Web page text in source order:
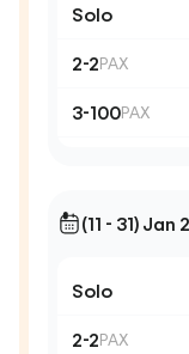
Solo
2-2PAX
3-100PAX
(11 - 31)
Solo
2-2PAX